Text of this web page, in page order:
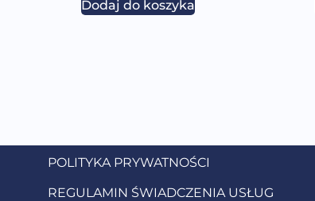
Dodaj do koszyka
POLITYKA PRYWATNOŚCI
REGULAMIN ŚWIADCZENIA USŁUG